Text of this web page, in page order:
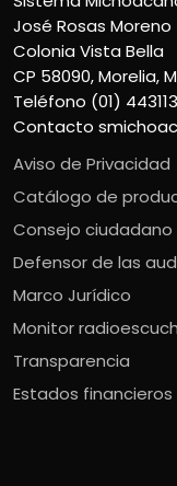
José Rosas
Colonia Vista Bella
CP 58090, Morelia,
Teléfono (01)
Contacto
Aviso de Privacidad
Catálogo de
Consejo ciudadano
Defensor de las
Marco Jurídico
Monitor
Transparencia
Estados financieros